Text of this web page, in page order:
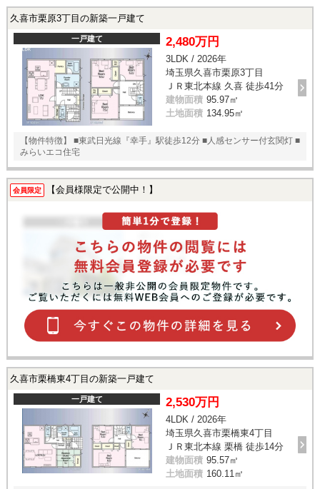
久喜市栗原3丁目の新築一戸建て
一戸建て 2,480万円
3LDK / 2026年
埼玉県久喜市栗原3丁目
ＪＲ東北本線 久喜 徒歩41分
建物面積 95.97㎡
土地面積 134.95㎡
【物件特徴】 ■東武日光線『幸手』駅徒歩12分 ■人感センサー付玄関灯 ■
みらいエコ住宅
会員限定 【会員様限定で公開中！】
久喜市栗橋東4丁目の新築一戸建て
一戸建て 2,530万円
4LDK / 2026年
埼玉県久喜市栗橋東4丁目
ＪＲ東北本線 栗橋 徒歩14分
建物面積 95.57㎡
土地面積 160.11㎡